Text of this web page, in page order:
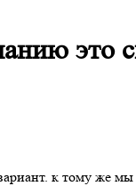
это
к тому же